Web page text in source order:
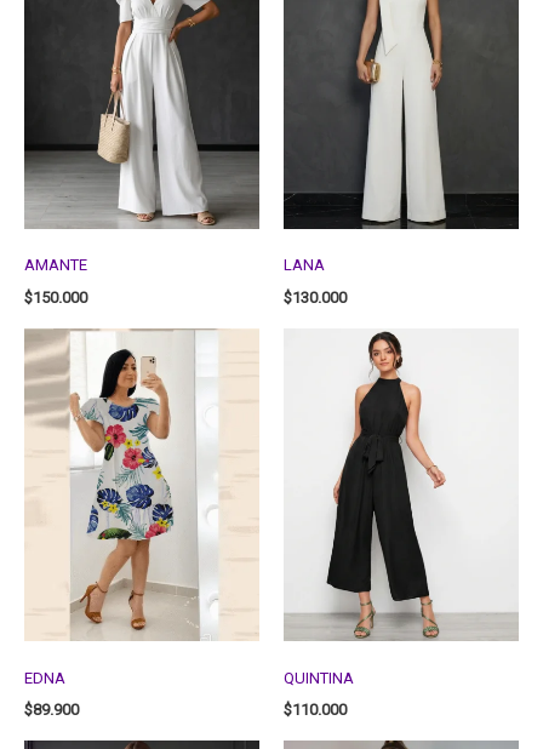
AMANTE
$150.000
LANA
$130.000
EDNA
$89.900
QUINTINA
$110.000